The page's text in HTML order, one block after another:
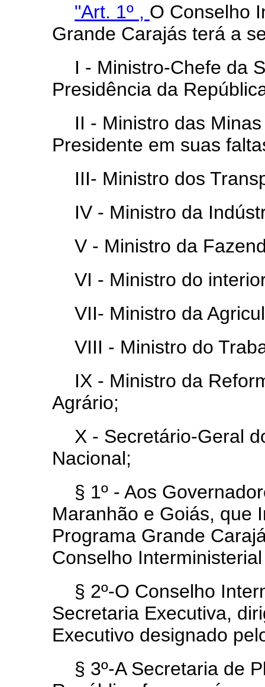
"Art. 1º , O Conselho
Grande Carajás terá a
I - Ministro-Chefe da
Presidência da
II - Ministro das
Presidente em suas
III- Ministro dos
IV - Ministro da
V - Ministro da
VI - Ministro do
VII- Ministro da
VIII - Ministro do
IX - Ministro da
Agrário;
X - Secretário-Geral
Nacional;
§ 1º - Aos
Maranhão e Goiás, que
Programa Grande
Conselho
§ 2º-O Conselho
Secretaria Executiva,
Executivo designado
§ 3º-A Secretaria de